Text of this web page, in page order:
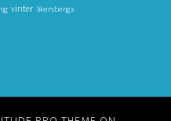
vinter åkersberga